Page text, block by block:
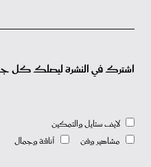
اشترك في النشرة ليصلك كل
لايف ستايل والتمكين
مشاهير وفن
أناقة وجمال